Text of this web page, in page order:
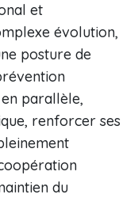
et
évolution,
posture de
parallèle,
renforcer ses
du